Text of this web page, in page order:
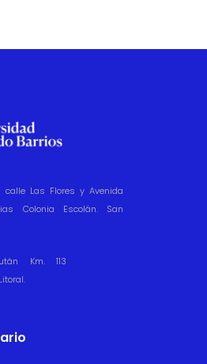
calle Las Flores y Avenida
Colonia Escolán. San
Km. 113